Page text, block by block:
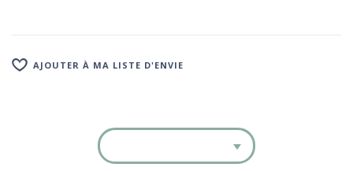
AJOUTER À MA LISTE D'ENVIE